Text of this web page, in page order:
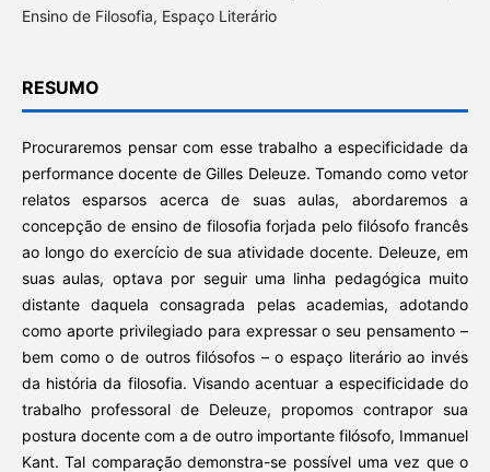
Ensino de Filosofia, Espaço Literário
RESUMO
Procuraremos pensar com esse trabalho a especificidade da
performance docente de Gilles Deleuze. Tomando como vetor
relatos esparsos acerca de suas aulas, abordaremos a
concepção de ensino de filosofia forjada pelo filósofo francês
ao longo do exercício de sua atividade docente. Deleuze, em
suas aulas, optava por seguir uma linha pedagógica muito
distante daquela consagrada pelas academias, adotando
como aporte privilegiado para expressar o seu pensamento –
bem como o de outros filósofos – o espaço literário ao invés
da história da filosofia. Visando acentuar a especificidade do
trabalho professoral de Deleuze, propomos contrapor sua
postura docente com a de outro importante filósofo, Immanuel
Kant. Tal comparação demonstra-se possível uma vez que o